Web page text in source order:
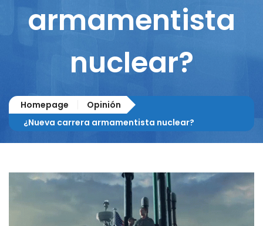
armamentista
nuclear?
Homepage
Opinión
¿Nueva carrera armamentista nuclear?